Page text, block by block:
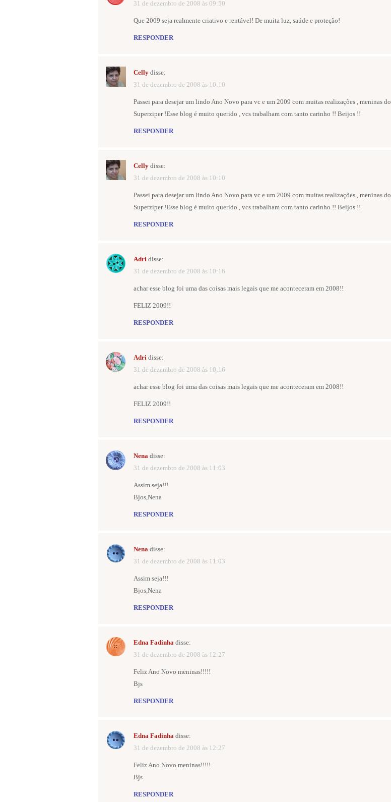
31 de dezembro de 2008 às 09:50
Que 2009 seja realmente criativo e rentável! De muita luz, saúde e proteção!
RESPONDER
Celly disse:
31 de dezembro de 2008 às 10:10
Passei para desejar um lindo Ano Novo para vc e um 2009 com muitas realizações , meninas do
Superziper !Esse blog é muito querido , vcs trabalham com tanto carinho !! Beijos !!
RESPONDER
Celly disse:
31 de dezembro de 2008 às 10:10
Passei para desejar um lindo Ano Novo para vc e um 2009 com muitas realizações , meninas do
Superziper !Esse blog é muito querido , vcs trabalham com tanto carinho !! Beijos !!
RESPONDER
Adri disse:
31 de dezembro de 2008 às 10:16
achar esse blog foi uma das coisas mais legais que me aconteceram em 2008!!
FELIZ 2009!!
RESPONDER
Adri disse:
31 de dezembro de 2008 às 10:16
achar esse blog foi uma das coisas mais legais que me aconteceram em 2008!!
FELIZ 2009!!
RESPONDER
Nena disse:
31 de dezembro de 2008 às 11:03
Assim seja!!!
Bjos,Nena
RESPONDER
Nena disse:
31 de dezembro de 2008 às 11:03
Assim seja!!!
Bjos,Nena
RESPONDER
Edna Fadinha disse:
31 de dezembro de 2008 às 12:27
Feliz Ano Novo meninas!!!!!
Bjs
RESPONDER
Edna Fadinha disse:
31 de dezembro de 2008 às 12:27
Feliz Ano Novo meninas!!!!!
Bjs
RESPONDER